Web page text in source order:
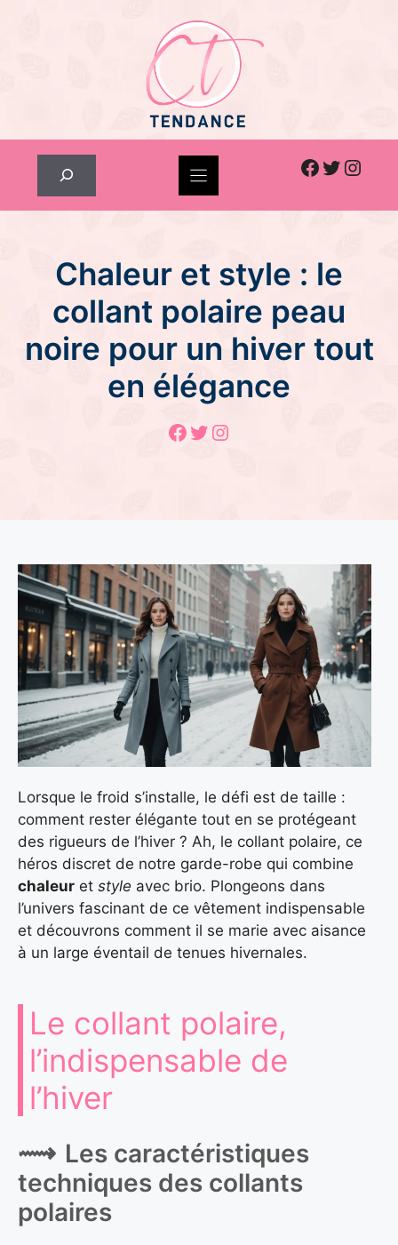
Facebook
Twitter
Chaleur et style : le
collant polaire peau
noire pour un hiver tout
en élégance
Facebook
Twitter
Instagram
Lorsque le froid s’installe, le défi est de taille :
comment rester élégante tout en se protégeant
des rigueurs de l’hiver ? Ah, le collant polaire, ce
héros discret de notre garde-robe qui combine
chaleur et style avec brio. Plongeons dans
l’univers fascinant de ce vêtement indispensable
et découvrons comment il se marie avec aisance
à un large éventail de tenues hivernales.
Le collant polaire,
l’indispensable de
l’hiver
Les caractéristiques
techniques des collants
polaires